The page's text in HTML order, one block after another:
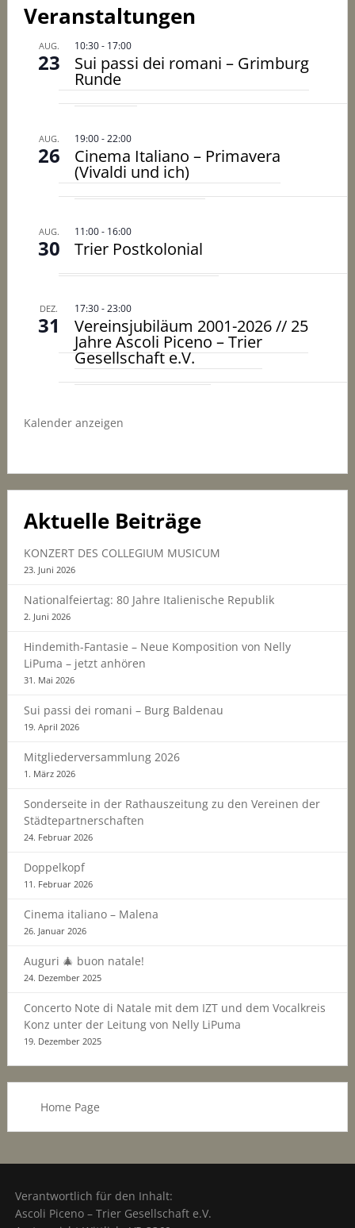
Veranstaltungen
AUG.
23
10:30- 17:00
Sui passi dei romani – Grimburg
Runde
AUG.
26
19:00-22:00
Cinema Italiano – Primavera
(Vivaldi und ich)
AUG.
30
11:00- 16:00
Trier Postkolonial
DEZ.
31
17:30-23:00
Vereinsjubiläum 2001-2026 // 25
Jahre Ascoli Piceno – Trier
Gesellschaft e.V.
Kalender anzeigen
Aktuelle Beiträge
KONZERT DES COLLEGIUM MUSICUM
23. Juni 2026
Nationalfeiertag: 80 Jahre Italienische Republik
2. Juni 2026
Hindemith-Fantasie – Neue Komposition von Nelly
LiPuma – jetzt anhören
31. Mai 2026
Sui passi dei romani – Burg Baldenau
19. April 2026
Mitgliederversammlung 2026
1. März 2026
Sonderseite in der Rathauszeitung zu den Vereinen der
Städtepartnerschaften
24. Februar 2026
Doppelkopf
11. Februar 2026
Cinema italiano – Malena
26. Januar 2026
Auguri 🎄 buon natale!
24. Dezember 2025
Concerto Note di Natale mit dem IZT und dem Vocalkreis
Konz unter der Leitung von Nelly LiPuma
19. Dezember 2025
Home Page
Verantwortlich für den Inhalt:
Ascoli Piceno – Trier Gesellschaft e.V.